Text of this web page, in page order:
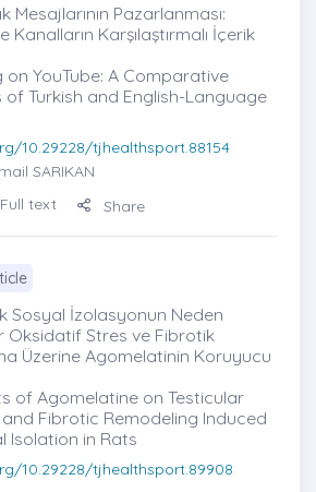
Mesajlarının Pazarlanması:
Kanalların Karşılaştırmalı İçerik
YouTube: A Comparative
Turkish and English-Language
10.29228/tjhealthsport.88154
SARIKAN
Full text Share
Sosyal İzolasyonun Neden
Oksidatif Stres ve Fibrotik
Üzerine Agomelatinin Koruyucu
of Agomelatine on Testicular
Fibrotic Remodeling Induced
Isolation in Rats
10.29228/tjhealthsport.89908